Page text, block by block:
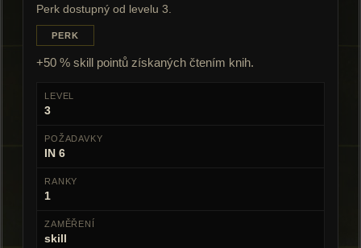
Perk dostupný od levelu 3.
PERK
+50 % skill pointů získaných čtením knih.
LEVEL
3
POŽADAVKY
IN 6
RANKY
1
ZAMĚŘENÍ
skill